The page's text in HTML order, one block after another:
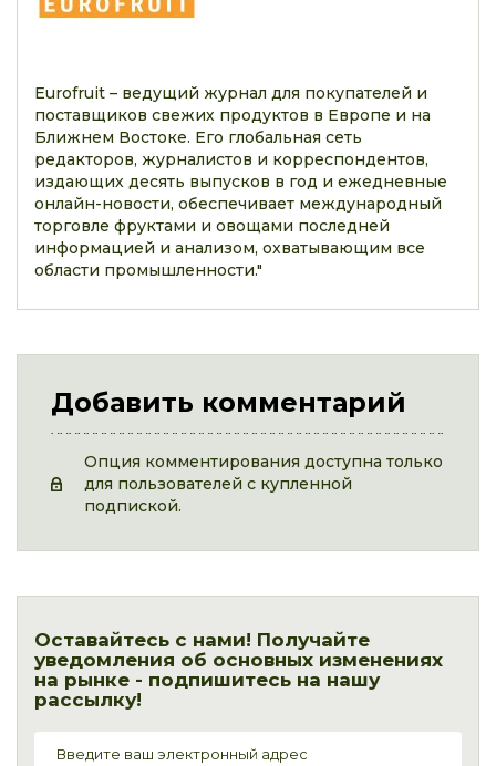
Eurofruit – ведущий журнал для покупателей и
поставщиков свежих продуктов в Европе и на
Ближнем Востоке. Его глобальная сеть
редакторов, журналистов и корреспондентов,
издающих десять выпусков в год и ежедневные
онлайн-новости, обеспечивает международный
торговле фруктами и овощами последней
информацией и анализом, охватывающим все
области промышленности."
Добавить комментарий
Опция комментирования доступна только
для пользователей с купленной
подпиской.
Оставайтесь с нами! Получайте
уведомления об основных изменениях
на рынке - подпишитесь на нашу
рассылку!